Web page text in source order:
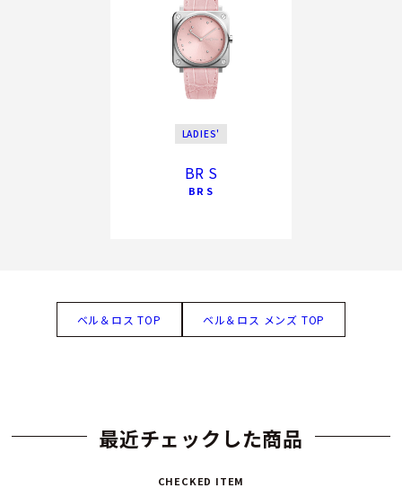
LADIES'
BR S
BR S
ベル＆ロス TOP ベル＆ロス メンズ TOP
最近チェックした商品
CHECKED ITEM